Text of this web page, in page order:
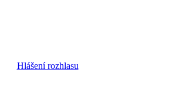
Hlášení rozhlasu